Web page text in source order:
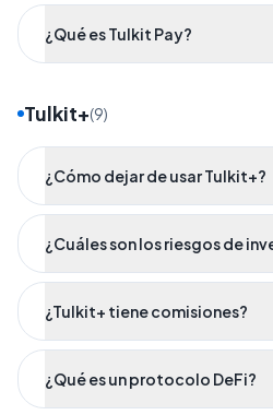
¿Qué es Tulkit Pay?
Tulkit+(9)
¿Cómo dejar de usar Tulkit+?
¿Cuáles son los riesgos de
¿Tulkit+ tiene comisiones?
¿Qué es un protocolo DeFi?